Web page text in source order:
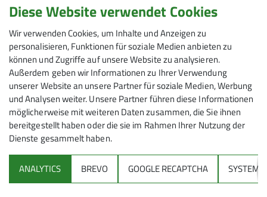
Klettermaterial (außer Kletterschuhe) sind im
Kurspreis enthalten.
Maximale Teilnehmeranzahl
6
Sektion
Diese Website verwendet Cookies
Wir verwenden Cookies, um Inhalte und Anzeigen zu
personalisieren, Funktionen für soziale Medien anbieten zu
können und Zugriffe auf unsere Website zu analysieren.
Außerdem geben wir Informationen zu Ihrer Verwendung
unserer Website an unsere Partner für soziale Medien, Werbung
und Analysen weiter. Unsere Partner führen diese Informationen
möglicherweise mit weiteren Daten zusammen, die Sie ihnen
bereitgestellt haben oder die sie im Rahmen Ihrer Nutzung der
Dienste gesammelt haben.
ANALYTICS BREVO GOOGLE RECAPTCHA SYSTEM